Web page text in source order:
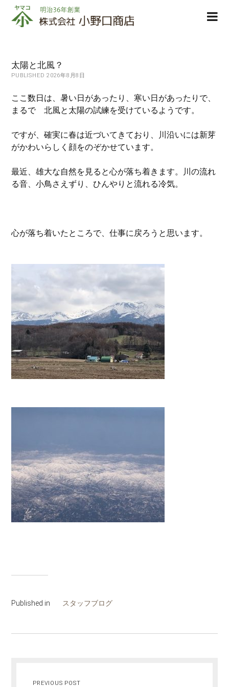
株
式
小
野
商
店
太陽と北風？
PUBLISHED 2026年8月8日
ここ数日は、暑い日があったり、寒い日があったりで、
まるで 北風と太陽の試練を受けているようです。
ですが、確実に春は近づいてきており、川沿いには新芽
がかわいらしく顔をのぞかせています。
最近、雄大な自然を見ると心が落ち着きます。川の流れ
る音、小鳥さえずり、ひんやりと流れる冷気。
心が落ち着いたところで、仕事に戻ろうと思います。
Published in スタッフブログ
PREVIOUS POST